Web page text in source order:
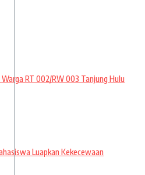
RT 002/RW 003 Tanjung Hulu
Luapkan Kekecewaan